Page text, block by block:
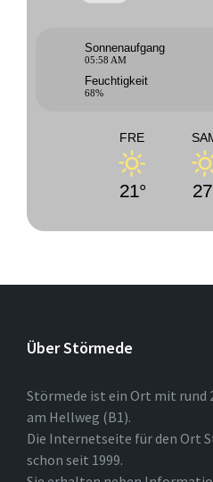
Sonnenaufgang
05:58 AM
Feuchtigkeit
68%
FRE
21°
Über Störmede
Störmede ist ein Ort mit rund
am Hellweg (B1).
Die Internetseite für den Ort
schon seit 1999.